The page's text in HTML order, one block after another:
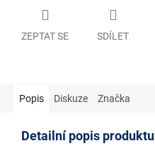
ZEPTAT SE SDÍLET
Popis Diskuze Značka
Detailní popis produktu